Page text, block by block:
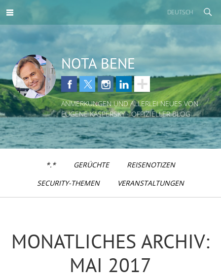
DEUTSCH
NOTA BENE
ANMERKUNGEN UND ALLERLEI NEUES VON
EUGENE KASPERSKY - OFFIZIELLER BLOG
*.* GERÜCHTE
REISENOTIZEN
SECURITY-THEMEN
VERANSTALTUNGEN
MONATLICHES ARCHIV:
MAI 2017